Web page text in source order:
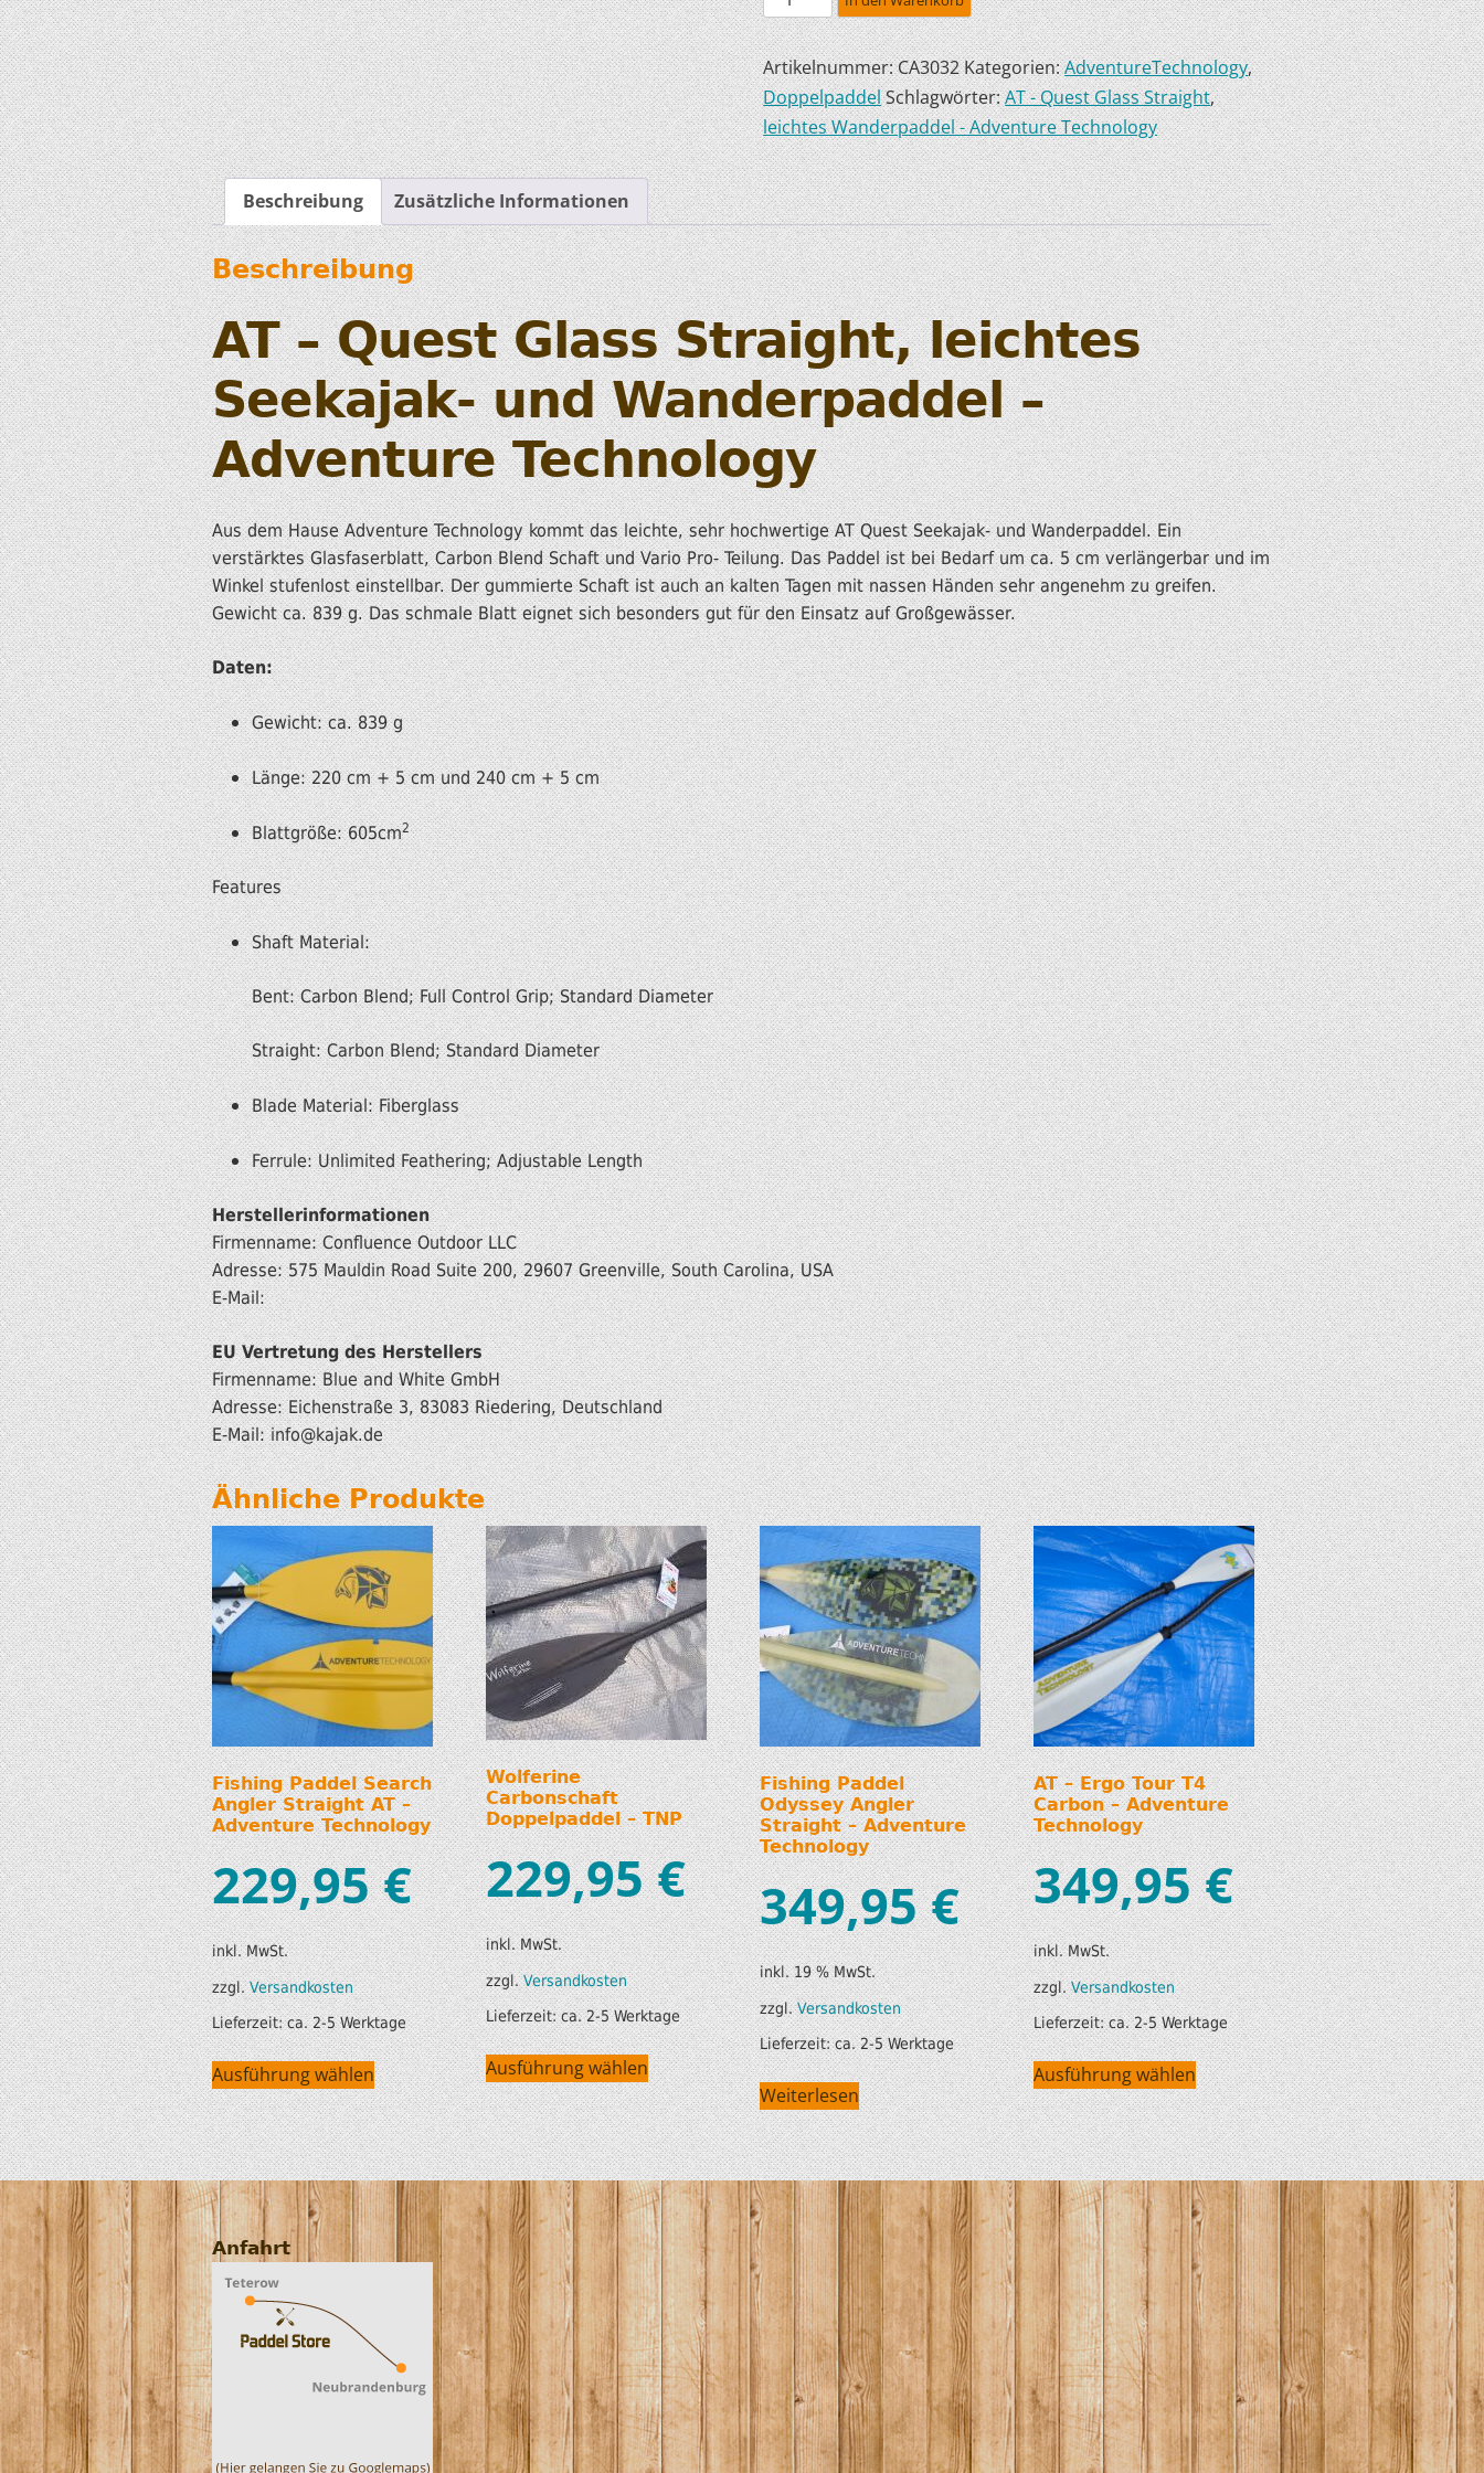
HOBIE KAJAKS
ELEKTROMOTORE
Artikelnummer:CA3032 Kategorien:AdventureTechnology,
DoppelpaddelSchlagwörter:AT - Quest Glass Straight,
leichtes Wanderpaddel - Adventure Technology
Beschreibung Zusätzliche Informationen
Beschreibung
AT – Quest Glass Straight, leichtes
Seekajak- und Wanderpaddel –
Adventure Technology
Aus dem Hause Adventure Technology kommt das leichte, sehr hochwertige AT Quest Seekajak- und Wanderpaddel. Ein
verstärktes Glasfaserblatt, Carbon Blend Schaft und Vario Pro- Teilung. Das Paddel ist bei Bedarf um ca. 5 cm verlängerbar und im
Winkel stufenlost einstellbar. Der gummierte Schaft ist auch an kalten Tagen mit nassen Händen sehr angenehm zu greifen.
Gewicht ca. 839 g. Das schmale Blatt eignet sich besonders gut für den Einsatz auf Großgewässer.
Daten:
Gewicht: ca. 839 g
Länge: 220 cm + 5 cm und 240 cm + 5 cm
Blattgröße: 605cm2
Features
Shaft Material:
Bent: Carbon Blend; Full Control Grip; Standard Diameter
Straight: Carbon Blend; Standard Diameter
Blade Material: Fiberglass
Ferrule: Unlimited Feathering; Adjustable Length
Herstellerinformationen
Firmenname: Confluence Outdoor LLC
Adresse: 575 Mauldin Road Suite 200, 29607 Greenville, South Carolina, USA
E-Mail:
EU Vertretung des Herstellers
Firmenname: Blue and White GmbH
Adresse: Eichenstraße 3, 83083 Riedering, Deutschland
E-Mail: info@kajak.de
Ähnliche Produkte
Fishing Paddel Search
Angler Straight AT –
Adventure Technology
229,95€
inkl. MwSt.
zzgl.Versandkosten
Lieferzeit:ca. 2-5 Werktage
Ausführung wählen
Wolferine
Carbonschaft
Doppelpaddel – TNP
229,95€
inkl. MwSt.
zzgl.Versandkosten
Lieferzeit:ca. 2-5 Werktage
Ausführung wählen
Fishing Paddel
Odyssey Angler
Straight – Adventure
Technology
349,95€
inkl. 19 % MwSt.
zzgl.Versandkosten
Lieferzeit:ca. 2-5 Werktage
Weiterlesen
AT – Ergo Tour T4
Carbon – Adventure
Technology
349,95€
inkl. MwSt.
zzgl.Versandkosten
Lieferzeit:ca. 2-5 Werktage
Ausführung wählen
Anfahrt